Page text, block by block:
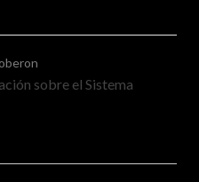
sobre el Sistema